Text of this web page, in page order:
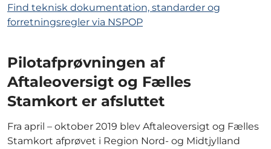
Find teknisk dokumentation, standarder og
forretningsregler via NSPOP
Pilotafprøvningen af
Aftaleoversigt og Fælles
Stamkort er afsluttet
Fra april – oktober 2019 blev Aftaleoversigt og Fælles
Stamkort afprøvet i Region Nord- og Midtjylland